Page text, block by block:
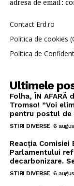
adresa de email:
Contact Erd.ro
Politica de cookies
Politica de
Ultimele
Folha, ÎN AFARĂ
Tromso! ”Voi
pentru postul de
STIRI DIVERSE 6
Reacția Comisiei
Parlamentului
decarbonizare.
STIRI DIVERSE 6